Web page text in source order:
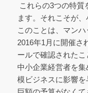
これらの3つの特質
ます。それこそが
このことは、マン
2016年1月に開催さ
ールで確認されたこ
中小企業経営者を
模ビジネスに影響